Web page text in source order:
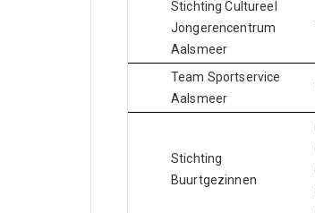
Stichting Cultureel
Jongerencentrum
Aalsmeer
Team Sportservice
Aalsmeer
Stichting
Buurtgezinnen